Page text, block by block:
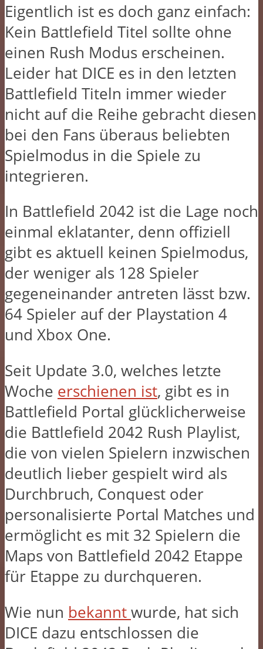
Eigentlich ist es doch ganz einfach:
Kein Battlefield Titel sollte ohne
einen Rush Modus erscheinen.
Leider hat DICE es in den letzten
Battlefield Titeln immer wieder
nicht auf die Reihe gebracht diesen
bei den Fans überaus beliebten
Spielmodus in die Spiele zu
integrieren.
In Battlefield 2042 ist die Lage noch
einmal eklatanter, denn offiziell
gibt es aktuell keinen Spielmodus,
der weniger als 128 Spieler
gegeneinander antreten lässt bzw.
64 Spieler auf der Playstation 4
und Xbox One.
Seit Update 3.0, welches letzte
Woche erschienen ist, gibt es in
Battlefield Portal glücklicherweise
die Battlefield 2042 Rush Playlist,
die von vielen Spielern inzwischen
deutlich lieber gespielt wird als
Durchbruch, Conquest oder
personalisierte Portal Matches und
ermöglicht es mit 32 Spielern die
Maps von Battlefield 2042 Etappe
für Etappe zu durchqueren.
Wie nun bekannt wurde, hat sich
DICE dazu entschlossen die